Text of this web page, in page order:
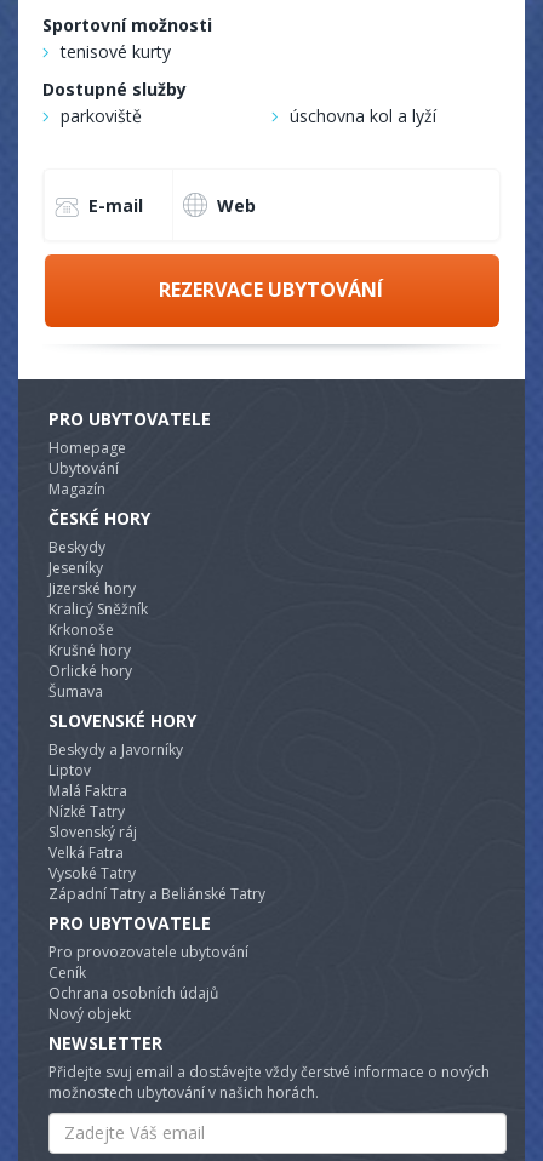
Sportovní možnosti
tenisové kurty
Dostupné služby
parkoviště
úschovna kol a lyží
E-mail Web
REZERVACE UBYTOVÁNÍ
PRO UBYTOVATELE
Homepage
Ubytování
Magazín
ČESKÉ HORY
Beskydy
Jeseníky
Jizerské hory
Kralicý Sněžník
Krkonoše
Krušné hory
Orlické hory
Šumava
SLOVENSKÉ HORY
Beskydy a Javorníky
Liptov
Malá Faktra
Nízké Tatry
Slovenský ráj
Velká Fatra
Vysoké Tatry
Západní Tatry a Beliánské Tatry
PRO UBYTOVATELE
Pro provozovatele ubytování
Ceník
Ochrana osobních údajů
Nový objekt
NEWSLETTER
Přidejte svuj email a dostávejte vždy čerstvé informace o nových
možnostech ubytování v našich horách.
Email